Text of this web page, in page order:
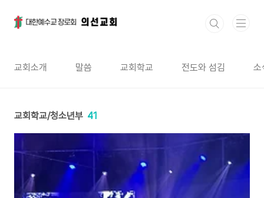
교회소개 말씀 교회학교 전도와 섬김 소
교회학교/청소년부 41